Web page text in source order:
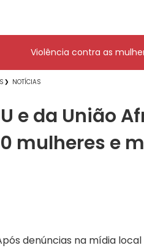
Violência contra as
NOTÍCIAS
e da União
mulheres e
denúncias na mídia